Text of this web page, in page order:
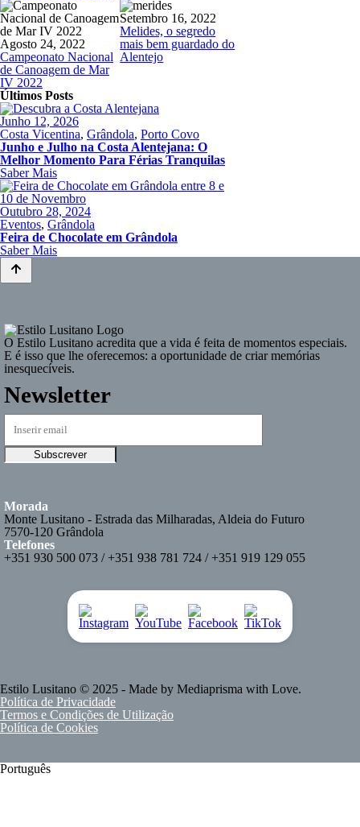
Agosto 24, 2022
Campeonato Nacional
de Canoagem de Mar
IV 2022
Setembro 16, 2022
Melides, o segredo
mais bem guardado do
Alentejo
Últimos Posts
Junho 12, 2026
Costa Vicentina, Grândola, Porto Covo
Junho e Julho na Costa Alentejana: O
Melhor Momento Para Férias Tranquilas
Saber Mais
Outubro 28, 2024
Eventos, Grândola
Feira de Chocolate em Grândola
Saber Mais
O Estilo Lusitano acredita que a vida é feita de momentos especiais.
E é isso que lhe oferecemos: a oportunidade de criar memórias
inesquecíveis.
Newsletter
Morada
Monte Lusitano - Estrada das Milharadas, Aldeia do Futuro
7570-120 Grândola
Telefones
+351 930 500 073 / +351 938 781 724 / +351 919 129 055
Estilo Lusitano © 2025 - Made by Mediaprisma with Love.
Política de Privacidade
Termos e Condições de Utilização
Política de Cookies
Português